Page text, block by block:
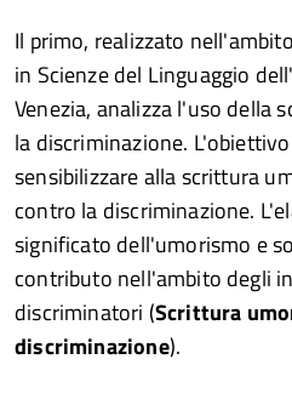
Il primo, realizzato
in Scienze del Linguaggio
Venezia, analizza l'uso della
la discriminazione.
sensibilizzare alla scrittura
contro la discriminazione.
significato dell'umorismo e
contributo nell'ambito degli
discriminatori (Scrittura
discriminazione).